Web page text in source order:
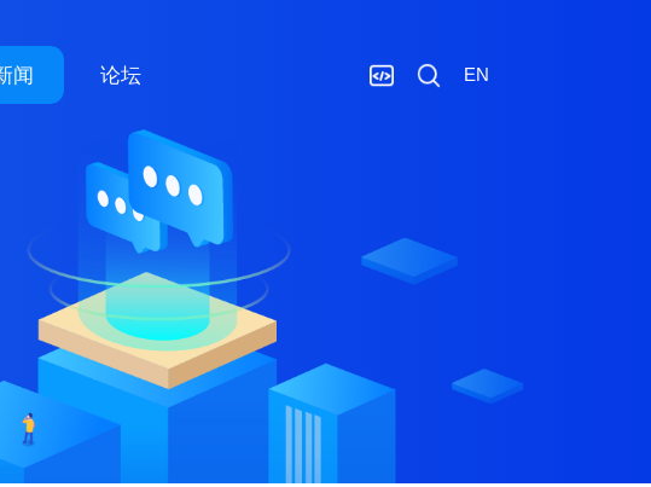
闻 论坛 EN